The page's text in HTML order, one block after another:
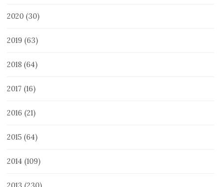
2020 (30)
2019 (63)
2018 (64)
2017 (16)
2016 (21)
2015 (64)
2014 (109)